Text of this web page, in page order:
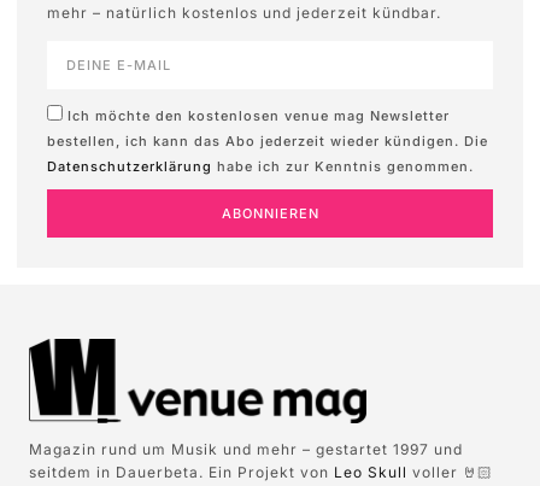
mehr – natürlich kostenlos und jederzeit kündbar.
Ich möchte den kostenlosen venue mag Newsletter
bestellen, ich kann das Abo jederzeit wieder kündigen. Die
Datenschutzerklärung habe ich zur Kenntnis genommen.
ABONNIEREN
Magazin rund um Musik und mehr – gestartet 1997 und
seitdem in Dauerbeta. Ein Projekt von Leo Skull voller 🤘🏻